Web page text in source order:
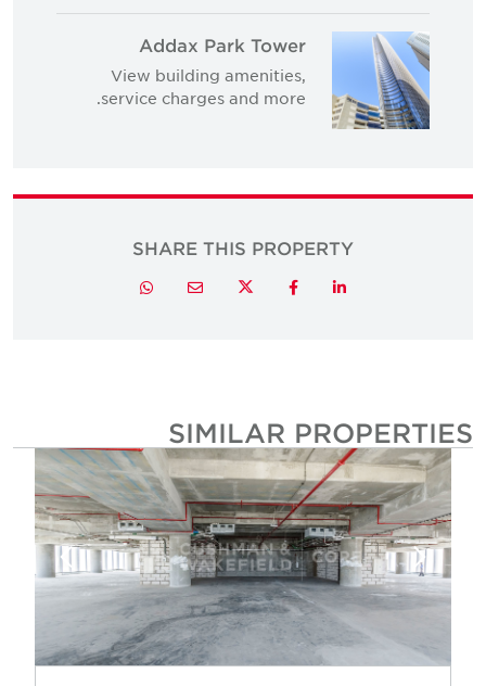
Addax Park Tower
View building amenities,
service charges and more.
SHARE THIS PROPERTY
LinkedIn
Facebook
Twitter
Email
Whatsapp
SIMILAR PROPERTIES